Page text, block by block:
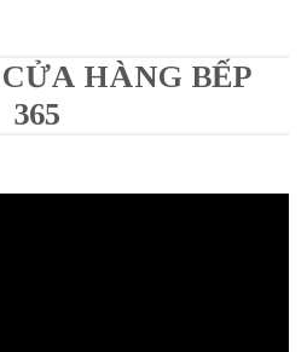
HÀNG BẾP
365